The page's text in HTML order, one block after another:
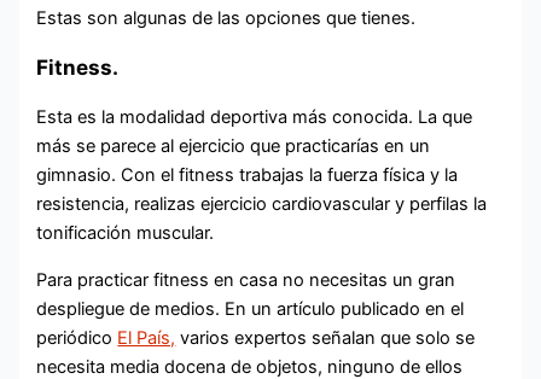
Estas son algunas de las opciones que tienes.
Fitness.
Esta es la modalidad deportiva más conocida. La que
más se parece al ejercicio que practicarías en un
gimnasio. Con el fitness trabajas la fuerza física y la
resistencia, realizas ejercicio cardiovascular y perfilas la
tonificación muscular.
Para practicar fitness en casa no necesitas un gran
despliegue de medios. En un artículo publicado en el
periódico El País, varios expertos señalan que solo se
necesita media docena de objetos, ninguno de ellos